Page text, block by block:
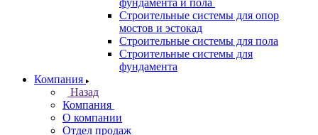
фундамента и пола
Строительные системы для опор
мостов и эстокад
Строительные системы для пола
Строительные системы для
фундамента
Компания
Назад
Компания
О компании
Отдел продаж